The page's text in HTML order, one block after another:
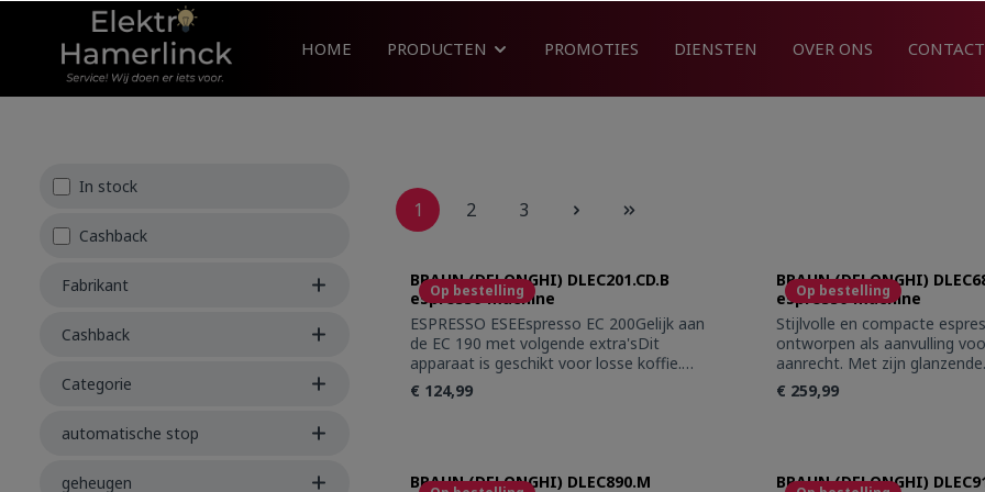
Skip to main navigation
HOME PRODUCTEN PROMOTIES DIENSTEN OVER ONS
In stock
Cashback
Fabrikant
Cashback
Categorie
automatische stop
geheugen
1 2 3
Op bestelling
BRAUN (DELONGHI) DLEC201.CD.B
espresso machine
ESPRESSO ESEEspresso EC 200Gelijk aan
de EC 190 met volgende extra'sDit
apparaat is geschikt voor losse koffie.
De ideale hoeveelheid gemalen
espresso-koffie voor een kAparte
€ 124,99
Op bestelling
BRAUN (DELONGHI)
espresso machine
Stijlvolle en compacte
ontworpen als aanvulling
aanrecht. Met zijn glanzende
roestvrijstalen behuizing en
afwerking voegt de
smaak. Gebruik het
€ 259,99
BRAUN (DELONGHI) DLEC890.M
BRAUN (DELONGHI)